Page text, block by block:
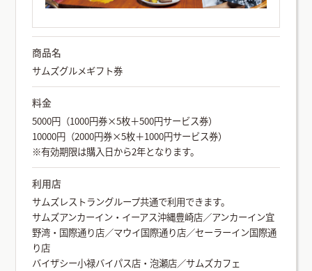
商品名
サムズグルメギフト券
料金
5000円（1000円券×5枚＋500円サービス券）
10000円（2000円券×5枚＋1000円サービス券）
※有効期限は購入日から2年となります。
利用店
サムズレストラングループ共通で利用できます。
サムズアンカーイン・イーアス沖縄豊崎店／アンカーイン宜
野湾・国際通り店／マウイ国際通り店／セーラーイン国際通
り店
バイザシー小禄バイパス店・泡瀬店／サムズカフェ